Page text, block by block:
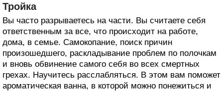
Тройка
Вы часто разрываетесь на части. Вы считаете себя
ответственным за все, что происходит на работе,
дома, в семье. Самокопание, поиск причин
произошедшего, раскладывание проблем по полочкам
и вновь обвинение самого себя во всех смертных
грехах. Научитесь расслабляться. В этом вам поможет
ароматическая ванна, в которой можно понежиться и